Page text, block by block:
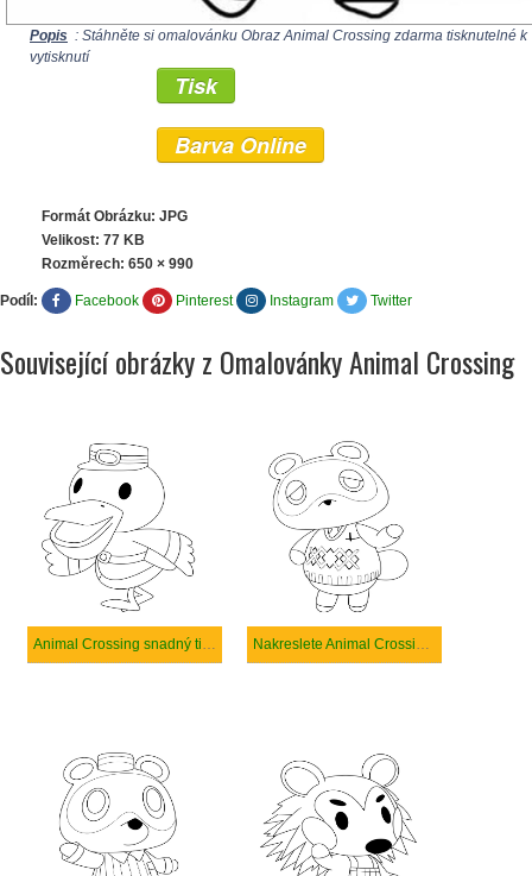
Popis : Stáhněte si omalovánku Obraz Animal Crossing zdarma tisknutelné k
vytisknutí
Tisk
Barva Online
Formát Obrázku: JPG
Velikost: 77 KB
Rozměrech: 650 × 990
Podíl: Facebook Pinterest Instagram Twitter
Související obrázky z Omalovánky Animal Crossing
Animal Crossing snadný tisknutelné Nakreslete Animal Crossing základní tisknutelné